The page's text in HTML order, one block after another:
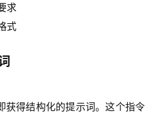
求
式
获得结构化的提示词。这个指令